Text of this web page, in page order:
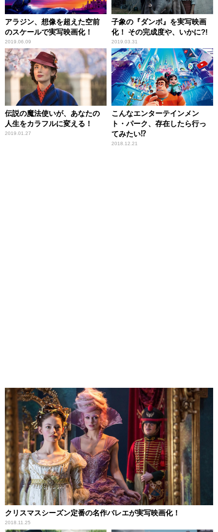
アラジン、想像を超えた空前
のスケールで実写映画化！
2019.06.09
子象の『ダンボ』を実写映画
化！ その完成度や、いかに?!
2019.03.31
伝説の魔法使いが、あなたの
人生をカラフルに変える！
2019.01.27
こんなエンターテインメン
ト・パーク、存在したら行っ
てみたい⁉
2018.12.21
クリスマスシーズン定番の名作バレエが実写映画化！
2018.11.25